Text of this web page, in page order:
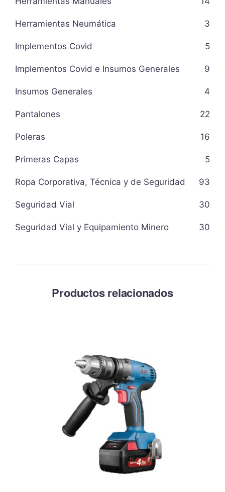
Herramientas Neumática 3
Implementos Covid 5
Implementos Covid e Insumos Generales 9
Insumos Generales 4
Pantalones 22
Poleras 16
Primeras Capas 5
Ropa Corporativa, Técnica y de Seguridad 93
Seguridad Vial 30
Seguridad Vial y Equipamiento Minero 30
Productos relacionados